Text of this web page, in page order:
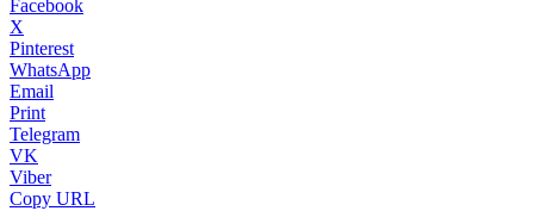
Facebook
X
Pinterest
WhatsApp
Email
Print
Telegram
VK
Viber
Copy URL